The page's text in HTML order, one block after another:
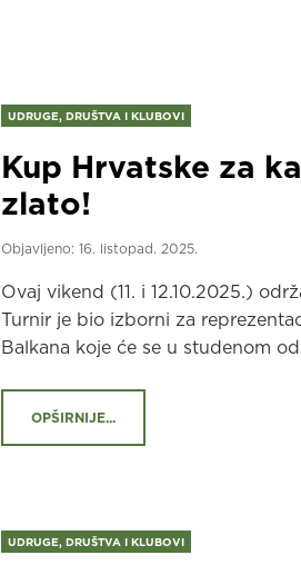
UDRUGE, DRUŠTVA I KLUBOVI
Kup Hrvatske za
zlato!
Objavljeno: 16. listopad. 2025.
Ovaj vikend (11. i 12.10.2025.)
Turnir je bio izborni za
Balkana koje će se u studenom
OPŠIRNIJE...
UDRUGE, DRUŠTVA I KLUBOVI